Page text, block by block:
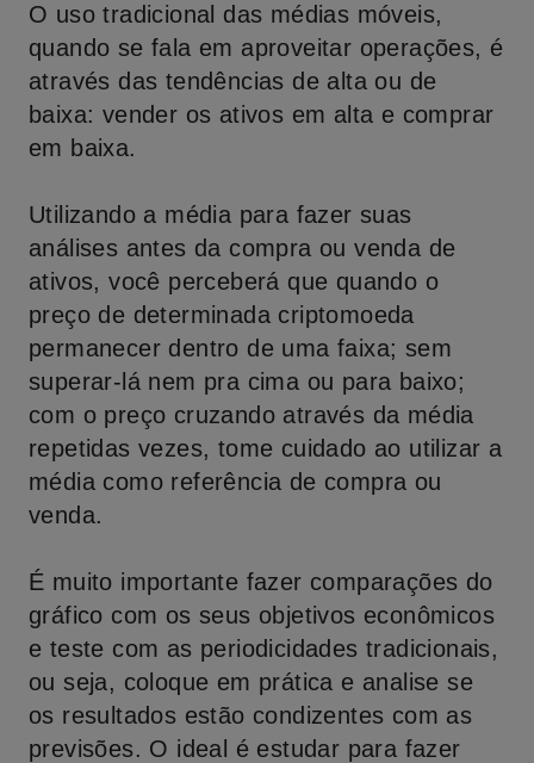
O uso tradicional das médias móveis,
quando se fala em aproveitar operações, é
através das tendências de alta ou de
baixa: vender os ativos em alta e comprar
em baixa.
Utilizando a média para fazer suas
análises antes da compra ou venda de
ativos, você perceberá que quando o
preço de determinada criptomoeda
permanecer dentro de uma faixa; sem
superar-lá nem pra cima ou para baixo;
com o preço cruzando através da média
repetidas vezes, tome cuidado ao utilizar a
média como referência de compra ou
venda.
É muito importante fazer comparações do
gráfico com os seus objetivos econômicos
e teste com as periodicidades tradicionais,
ou seja, coloque em prática e analise se
os resultados estão condizentes com as
previsões. O ideal é estudar para fazer